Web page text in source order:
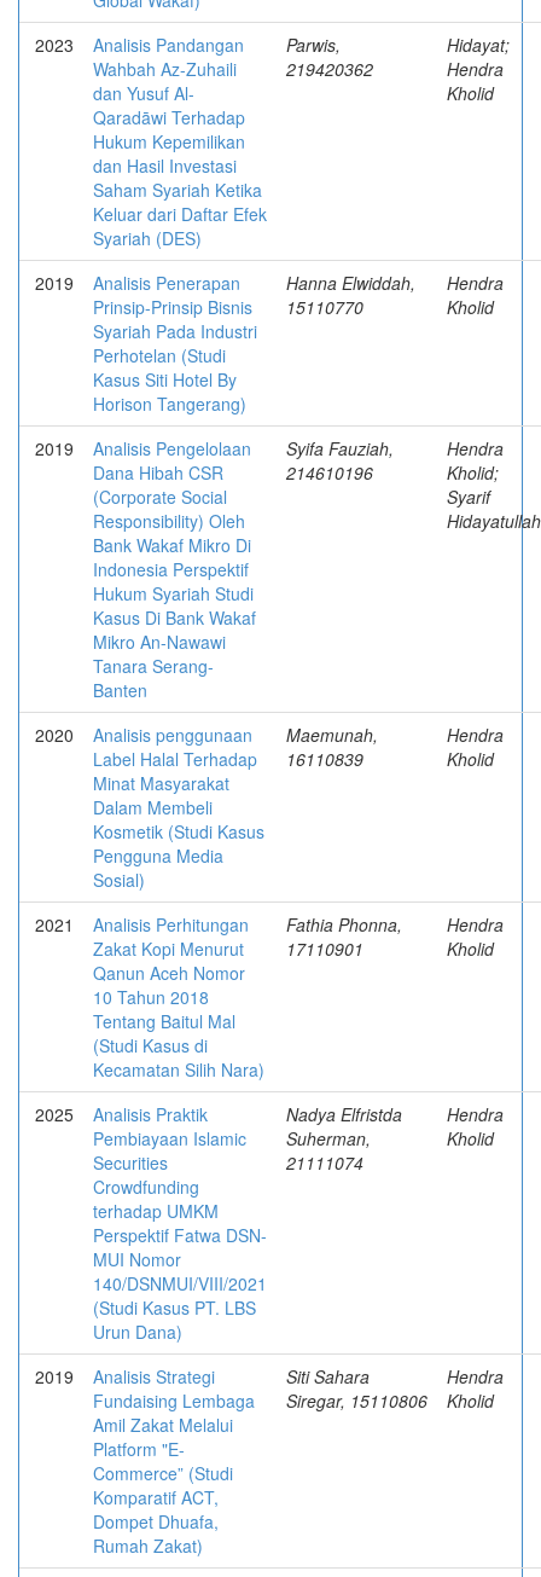
2023
Analisis Pandangan
Wahbah Az-Zuhaili
dan Yusuf Al-
Qaradāwi Terhadap
Hukum Kepemilikan
dan Hasil Investasi
Saham Syariah Ketika
Keluar dari Daftar Efek
Syariah (DES)
Parwis,
219420362
Hidayat;
Hendra
Kholid
2019
Analisis Penerapan
Prinsip-Prinsip Bisnis
Syariah Pada Industri
Perhotelan (Studi
Kasus Siti Hotel By
Horison Tangerang)
Hanna Elwiddah,
15110770
Hendra
Kholid
2019
Analisis Pengelolaan
Dana Hibah CSR
(Corporate Social
Responsibility) Oleh
Bank Wakaf Mikro Di
Indonesia Perspektif
Hukum Syariah Studi
Kasus Di Bank Wakaf
Mikro An-Nawawi
Tanara Serang-
Banten
Syifa Fauziah,
214610196
Hendra
Kholid;
Syarif
Hidayatullah
2020
Analisis penggunaan
Label Halal Terhadap
Minat Masyarakat
Dalam Membeli
Kosmetik (Studi Kasus
Pengguna Media
Sosial)
Maemunah,
16110839
Hendra
Kholid
2021
Analisis Perhitungan
Zakat Kopi Menurut
Qanun Aceh Nomor
10 Tahun 2018
Tentang Baitul Mal
(Studi Kasus di
Kecamatan Silih Nara)
Fathia Phonna,
17110901
Hendra
Kholid
2025
Analisis Praktik
Pembiayaan Islamic
Securities
Crowdfunding
terhadap UMKM
Perspektif Fatwa DSN-
MUI Nomor
140/DSNMUI/VIII/2021
(Studi Kasus PT. LBS
Urun Dana)
Nadya Elfristda
Suherman,
21111074
Hendra
Kholid
2019
Analisis Strategi
Fundaising Lembaga
Amil Zakat Melalui
Platform "E-
Commerce” (Studi
Komparatif ACT,
Dompet Dhuafa,
Rumah Zakat)
Siti Sahara
Siregar, 15110806
Hendra
Kholid